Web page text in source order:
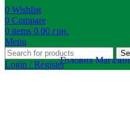
0 Wishlist
0 Compare
0 items 0.00 грн.
Menu
Login / RegisterГоловна